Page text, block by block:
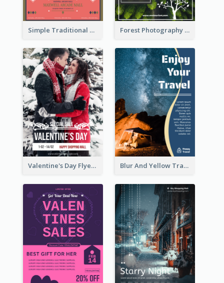
Simple Traditional CNY Sales Flyer Design Forest Photography Flyer Of ECO Tourism
Valentine's Day Flyer With Photo Of Couple Blur And Yellow Travelling Flyer Decorated With Photo